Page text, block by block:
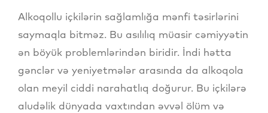
Alkoqollu içkilərin sağlamlığa mənfi təsirlərini
saymaqla bitməz. Bu asılılıq müasir cəmiyyətin
ən böyük problemlərindən biridir. İndi hətta
gənclər və yeniyetmələr arasında da alkoqola
olan meyil ciddi narahatlıq doğurur. Bu içkilərə
aludəlik dünyada vaxtından əvvəl ölüm və